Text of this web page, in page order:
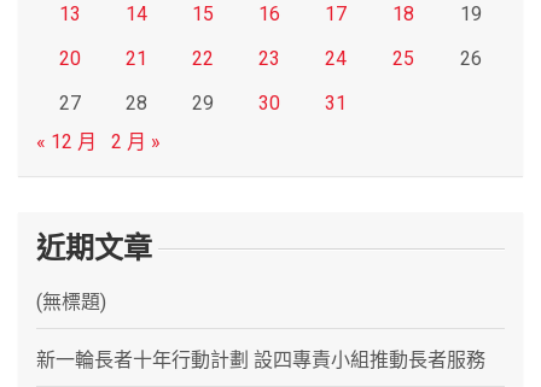
13
14 15 16 17 18
19
20
21 22 23 24 25
26
27
28 29 30
31
« 12 月
2 月 »
近期文章
(無標題)
新一輪長者十年行動計劃 設四專責小組推動長者服務